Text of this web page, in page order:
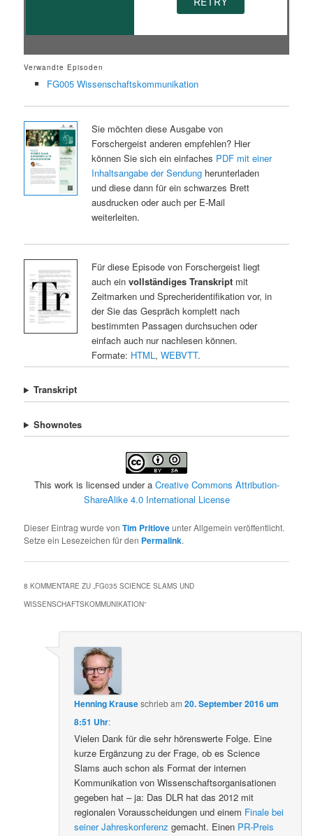
Verwandte Episoden
FG005 Wissenschaftskommunikation
Sie möchten diese Ausgabe von
Forschergeist anderen empfehlen? Hier
können Sie sich ein einfaches PDF mit einer
Inhaltsangabe der Sendungherunterladen
und diese dann für ein schwarzes Brett
ausdrucken oder auch per E-Mail
weiterleiten.
Für diese Episode von Forschergeist liegt
auch ein vollständiges Transkriptmit
Zeitmarken und Sprecheridentifikation vor, in
der Sie das Gespräch komplett nach
bestimmten Passagen durchsuchen oder
einfach auch nur nachlesen können.
Formate: HTML , WEBVTT.
Transkript
Shownotes
This work is licensed under a Creative Commons Attribution-
ShareAlike 4.0 International License
Dieser Eintrag wurde vonTim Pritloveunter Allgemein veröffentlicht.
Setze ein Lesezeichen für den Permalink.
8 KOMMENTARE ZU „FG035 SCIENCE SLAMS UND
WISSENSCHAFTSKOMMUNIKATION“
Henning Krauseschriebam20. September 2016 um
8:51 Uhr:
Vielen Dank für die sehr hörenswerte Folge. Eine
kurze Ergänzung zu der Frage, ob es Science
Slams auch schon als Format der internen
Kommunikation von Wissenschaftsorganisationen
gegeben hat – ja: Das DLR hat das 2012 mit
regionalen Vorausscheidungen und einem Finale bei
seiner Jahreskonferenz gemacht. Einen PR-Preis